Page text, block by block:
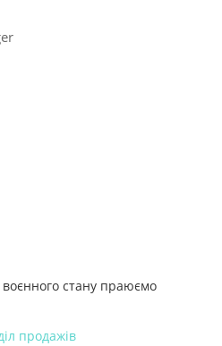
стану праюємо
продажів